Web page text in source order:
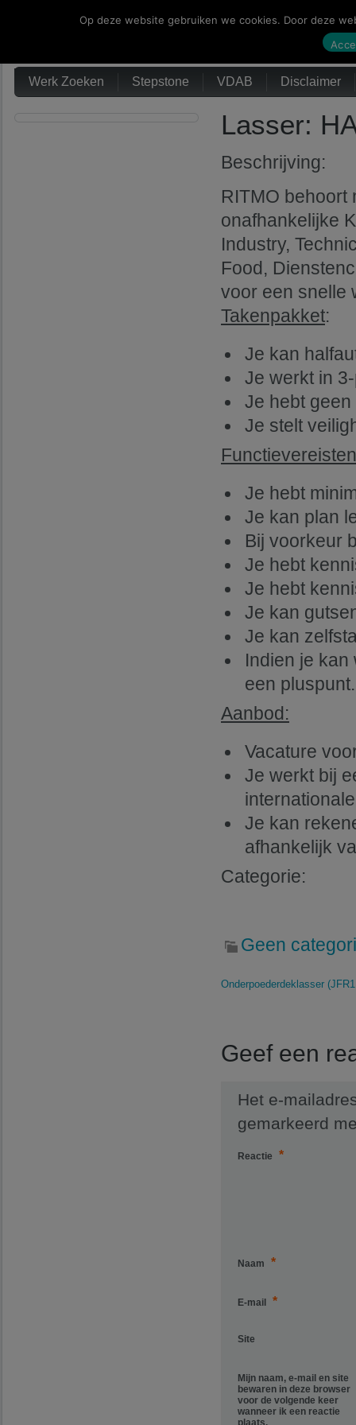
Werk Zoeken Stepstone VDAB Disclaimer
Lasser:
Beschrijving:
RITMO behoort
onafhankelijke
Industry,
Food,
voor een snelle
Takenpakket:
Je kan
Je werkt in
Je hebt
Je stelt
Je hebt
Je kan plan
Bij voorkeur
Je hebt
Je hebt
Je kan
Je kan
Indien je kan
een pluspunt.
Aanbod:
Vacature
Je werkt bij
Je kan
afhankelijk
Categorie:
Geen
Onderpoederdeklasser
Geef een
Het e-
gemarkeerd
Reactie *
Naam *
E-mail *
Site
Mijn naam, e-mail en site
bewaren in deze browser
voor de volgende keer
wanneer ik een reactie
plaats.
Op deze website gebruiken we cookies. Door deze